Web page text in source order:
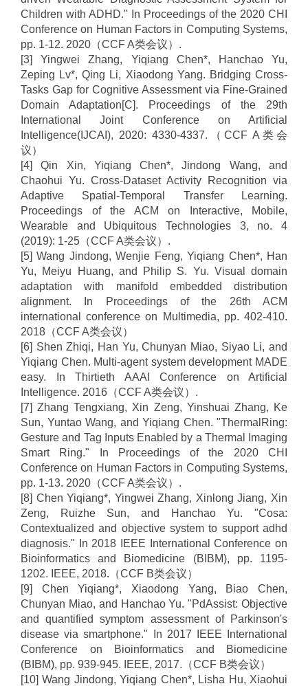
Children with ADHD." In Proceedings of the 2020 CHI
Conference on Human Factors in Computing Systems,
pp. 1-12. 2020 （CCF A类会议） .
[3] Yingwei Zhang, Yiqiang Chen*, Hanchao Yu,
Zeping Lv*, Qing Li, Xiaodong Yang. Bridging Cross-
Tasks Gap for Cognitive Assessment via Fine-Grained
Domain Adaptation[C]. Proceedings of the 29th
International Joint Conference on Artificial
Intelligence(IJCAI), 2020: 4330-4337. （ CCF A 类会
议）
[4] Qin Xin, Yiqiang Chen*, Jindong Wang, and
Chaohui Yu. Cross-Dataset Activity Recognition via
Adaptive Spatial-Temporal Transfer Learning.
Proceedings of the ACM on Interactive, Mobile,
Wearable and Ubiquitous Technologies 3, no. 4
(2019): 1-25 （CCF A类会议） .
[5] Wang Jindong, Wenjie Feng, Yiqiang Chen*, Han
Yu, Meiyu Huang, and Philip S. Yu. Visual domain
adaptation with manifold embedded distribution
alignment. In Proceedings of the 26th ACM
international conference on Multimedia, pp. 402-410.
2018 （CCF A类会议）
[6] Shen Zhiqi, Han Yu, Chunyan Miao, Siyao Li, and
Yiqiang Chen. Multi-agent system development MADE
easy. In Thirtieth AAAI Conference on Artificial
Intelligence. 2016 （CCF A类会议） .
[7] Zhang Tengxiang, Xin Zeng, Yinshuai Zhang, Ke
Sun, Yuntao Wang, and Yiqiang Chen. "ThermalRing:
Gesture and Tag Inputs Enabled by a Thermal Imaging
Smart Ring." In Proceedings of the 2020 CHI
Conference on Human Factors in Computing Systems,
pp. 1-13. 2020 （CCF A类会议） .
[8] Chen Yiqiang*, Yingwei Zhang, Xinlong Jiang, Xin
Zeng, Ruizhe Sun, and Hanchao Yu. "Cosa:
Contextualized and objective system to support adhd
diagnosis." In 2018 IEEE International Conference on
Bioinformatics and Biomedicine (BIBM), pp. 1195-
1202. IEEE, 2018. （CCF B类会议）
[9] Chen Yiqiang*, Xiaodong Yang, Biao Chen,
Chunyan Miao, and Hanchao Yu. "PdAssist: Objective
and quantified symptom assessment of Parkinson's
disease via smartphone." In 2017 IEEE International
Conference on Bioinformatics and Biomedicine
(BIBM), pp. 939-945. IEEE, 2017. （CCF B类会议）
[10] Wang Jindong, Yiqiang Chen*, Lisha Hu, Xiaohui